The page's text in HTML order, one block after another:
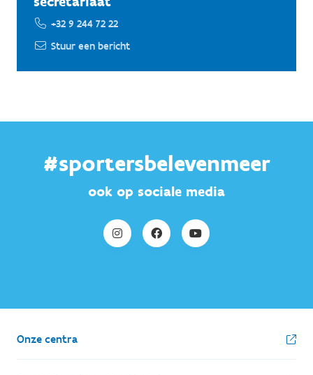
+32 9 244 72 22
Stuur een bericht
#sportersbelevenmeer
ook op sociale media
Onze centra